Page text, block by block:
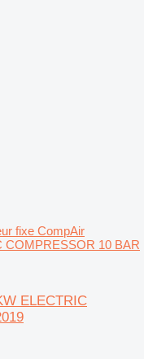
fixe CompAir
COMPRESSOR 10 BAR
ELECTRIC